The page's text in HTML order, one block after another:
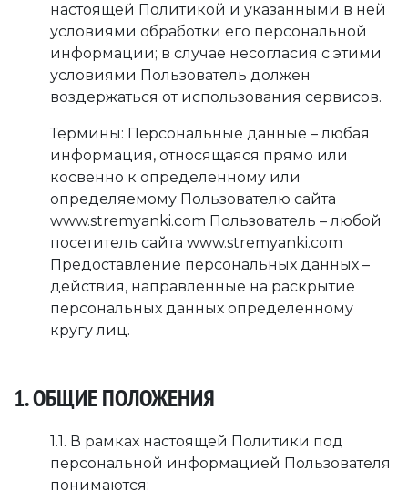
настоящей Политикой и указанными в ней
условиями обработки его персональной
информации; в случае несогласия с этими
условиями Пользователь должен
воздержаться от использования сервисов.
Термины: Персональные данные – любая
информация, относящаяся прямо или
косвенно к определенному или
определяемому Пользователю сайта
www.stremyanki.com Пользователь – любой
посетитель сайта www.stremyanki.com
Предоставление персональных данных –
действия, направленные на раскрытие
персональных данных определенному
кругу лиц.
1. ОБЩИЕ ПОЛОЖЕНИЯ
1.1. В рамках настоящей Политики под
персональной информацией Пользователя
понимаются: